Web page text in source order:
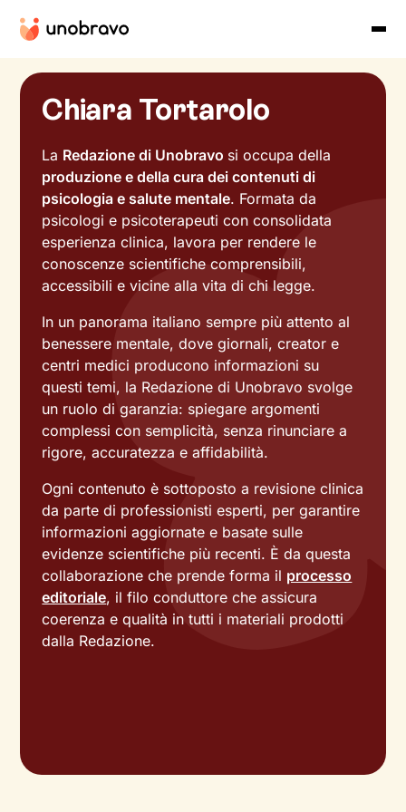
Chiara Tortarolo
La Redazione di Unobravo si occupa della
produzione e della cura dei contenuti di
psicologia e salute mentale. Formata da
psicologi e psicoterapeuti con consolidata
esperienza clinica, lavora per rendere le
conoscenze scientifiche comprensibili,
accessibili e vicine alla vita di chi legge.
In un panorama italiano sempre più attento al
benessere mentale, dove giornali, creator e
centri medici producono informazioni su
questi temi, la Redazione di Unobravo svolge
un ruolo di garanzia: spiegare argomenti
complessi con semplicità, senza rinunciare a
rigore, accuratezza e affidabilità.
Ogni contenuto è sottoposto a revisione clinica
da parte di professionisti esperti, per garantire
informazioni aggiornate e basate sulle
evidenze scientifiche più recenti. È da questa
collaborazione che prende forma il processo
editoriale, il filo conduttore che assicura
coerenza e qualità in tutti i materiali prodotti
dalla Redazione.